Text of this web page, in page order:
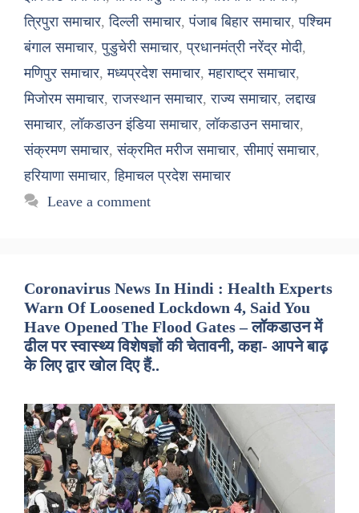
त्रिपुरा समाचार,दिल्ली समाचार,पंजाब बिहार समाचार,पश्चिम
बंगाल समाचार,पुडुचेरी समाचार,प्रधानमंत्री नरेंद्र मोदी,
मणिपुर समाचार,मध्यप्रदेश समाचार,महाराष्ट्र समाचार,
मिजोरम समाचार,राजस्थान समाचार,राज्य समाचार,लद्दाख
समाचार,लॉकडाउन इंडिया समाचार,लॉकडाउन समाचार,
संक्रमण समाचार,संक्रमित मरीज समाचार,सीमाएं समाचार,
हरियाणा समाचार,हिमाचल प्रदेश समाचार
Leave a comment
Coronavirus News In Hindi : Health Experts
Warn Of Loosened Lockdown 4, Said You
Have Opened The Flood Gates – लॉकडाउन में
ढील पर स्वास्थ्य विशेषज्ञों की चेतावनी, कहा- आपने बाढ़
के लिए द्वार खोल दिए हैं..